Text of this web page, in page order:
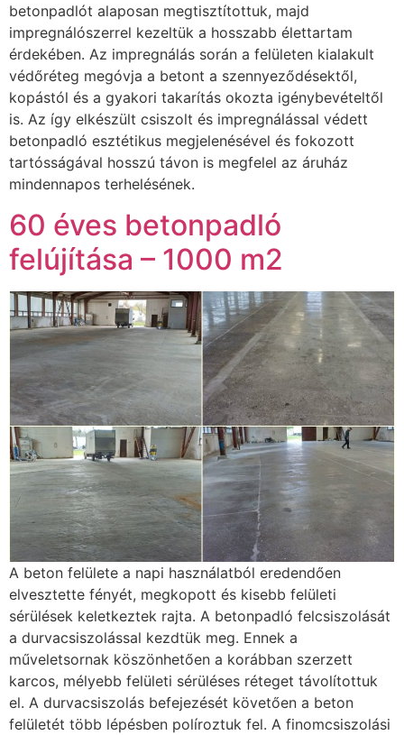
betonpadlót alaposan megtisztítottuk, majd
impregnálószerrel kezeltük a hosszabb élettartam
érdekében. Az impregnálás során a felületen kialakult
védőréteg megóvja a betont a szennyeződésektől,
kopástól és a gyakori takarítás okozta igénybevételtől
is. Az így elkészült csiszolt és impregnálással védett
betonpadló esztétikus megjelenésével és fokozott
tartósságával hosszú távon is megfelel az áruház
mindennapos terhelésének.
60 éves betonpadló
felújítása – 1000 m2
A beton felülete a napi használatból eredendően
elvesztette fényét, megkopott és kisebb felületi
sérülések keletkeztek rajta. A betonpadló felcsiszolását
a durvacsiszolással kezdtük meg. Ennek a
műveletsornak köszönhetően a korábban szerzett
karcos, mélyebb felületi sérüléses réteget távolítottuk
el. A durvacsiszolás befejezését követően a beton
felületét több lépésben políroztuk fel. A finomcsiszolási